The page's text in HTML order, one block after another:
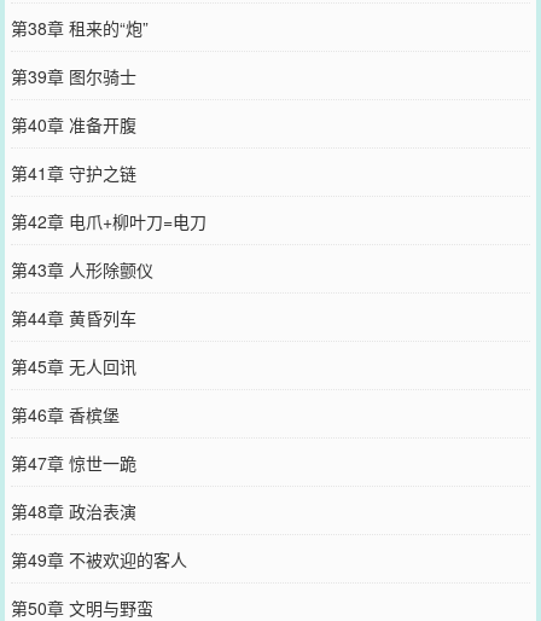
第38章 租来的“炮”
第39章 图尔骑士
第40章 准备开腹
第41章 守护之链
第42章 电爪+柳叶刀=电刀
第43章 人形除颤仪
第44章 黄昏列车
第45章 无人回讯
第46章 香槟堡
第47章 惊世一跪
第48章 政治表演
第49章 不被欢迎的客人
第50章 文明与野蛮